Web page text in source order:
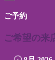
ご予約
ご希望の来